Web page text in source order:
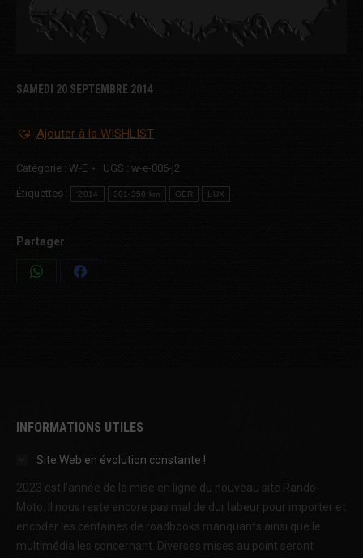
SAMEDI 20 SEPTEMBRE 2014
Ajouter à la WISHLIST
Catégorie : W-E UGS : w-e-006-j2
Étiquettes : '2014 301-350 km GER LUX
Partager
Share
Share
INFORMATIONS UTILES
Site Web en évolution constante !
2023 est l'année de la mise en ligne du nouveau site Rando-
Moto. Il nous reste encore pas mal de dur labeur pour importer et
encoder les centaines de roadbooks manquants ainsi que le
multimédia les concernant. Diverses mises au point seront